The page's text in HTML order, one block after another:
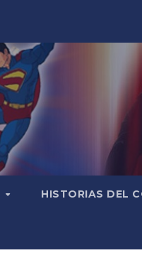
HISTORIAS DEL